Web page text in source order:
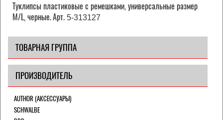
Туклипсы пластиковые с ремешками, универсальные размер
M/L, черные.Арт. 5-313127
ТОВАРНАЯ ГРУППА
ПРОИЗВОДИТЕЛЬ
AUTHOR (АКСЕССУАРЫ)
SCHWALBE